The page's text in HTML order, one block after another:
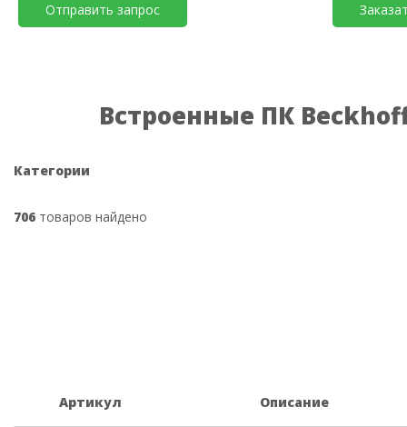
Отправить запрос
Встроенные ПК
Категории
706 товаров найдено
Артикул Описание